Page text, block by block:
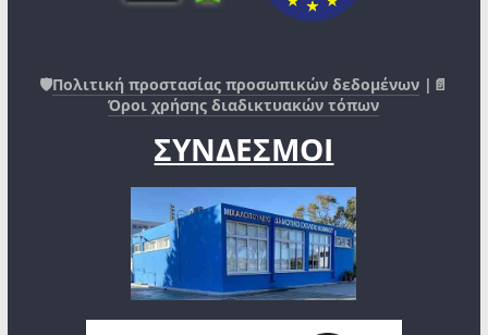
🛡️Πολιτική προστασίας προσωπικών δεδομένων |📄
Όροι χρήσης διαδικτυακών τόπων
ΣΥΝΔΕΣΜΟΙ